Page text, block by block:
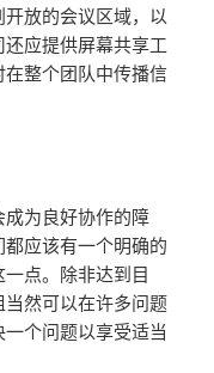
放的会议区域，以
应提供屏幕共享工
整个团队中传播信
为良好协作的障
应该有一个明确的
点。除非达到目
然可以在许多问题
个问题以享受适当